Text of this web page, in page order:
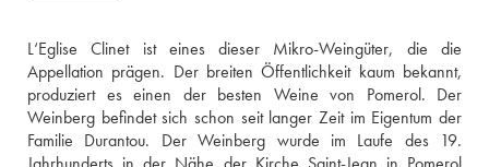
L‘Eglise Clinet ist eines dieser Mikro-Weingüter, die die
Appellation prägen. Der breiten Öffentlichkeit kaum bekannt,
produziert es einen der besten Weine von Pomerol. Der
Weinberg befindet sich schon seit langer Zeit im Eigentum der
Familie Durantou. Der Weinberg wurde im Laufe des 19.